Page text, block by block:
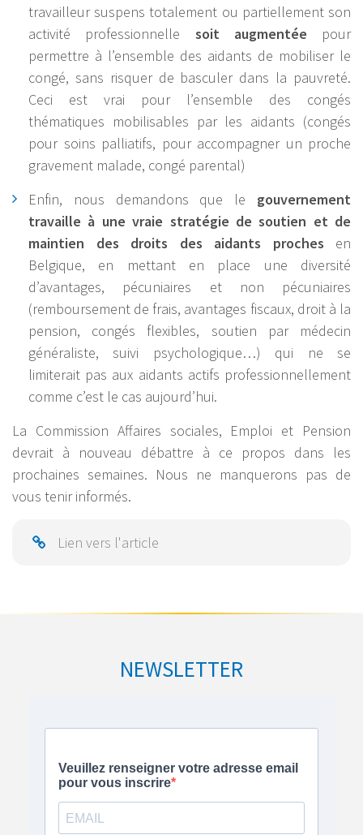
travailleur suspens totalement ou partiellement son
activité professionnelle soit augmentée pour
permettre à l’ensemble des aidants de mobiliser le
congé, sans risquer de basculer dans la pauvreté.
Ceci est vrai pour l’ensemble des congés
thématiques mobilisables par les aidants (congés
pour soins palliatifs, pour accompagner un proche
gravement malade, congé parental)
Enfin, nous demandons que le gouvernement
travaille à une vraie stratégie de soutien et de
maintien des droits des aidants proches en
Belgique, en mettant en place une diversité
d’avantages, pécuniaires et non pécuniaires
(remboursement de frais, avantages fiscaux, droit à la
pension, congés flexibles, soutien par médecin
généraliste, suivi psychologique…) qui ne se
limiterait pas aux aidants actifs professionnellement
comme c’est le cas aujourd’hui.
La Commission Affaires sociales, Emploi et Pension
devrait à nouveau débattre à ce propos dans les
prochaines semaines. Nous ne manquerons pas de
vous tenir informés.
Lien vers l'article
NEWSLETTER